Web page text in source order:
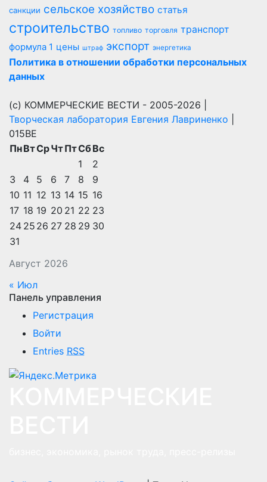
санкции сельское хозяйство статья
строительство топливо торговля транспорт
формула 1 цены штраф экспорт энергетика
Политика в отношении обработки персональных
данных
(с) КОММЕРЧЕСКИЕ ВЕСТИ - 2005-2026 |
Творческая лаборатория Евгения Лавриненко
015BE
Август 2026
ПнВтСрЧтПтСбВс
1
2
3
4 5 6 7 8
9
10 11 12 13 14 15 16
17 18 19 20 21 22 23
24 25 26 27 28 29 30
31
« Июл
Панель управления
Регистрация
Войти
Entries RSS